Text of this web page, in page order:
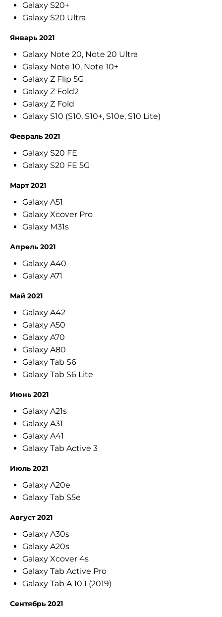
Galaxy S20+
Galaxy S20 Ultra
Январь 2021
Galaxy Note 20, Note 20 Ultra
Galaxy Note 10, Note 10+
Galaxy Z Flip 5G
Galaxy Z Fold2
Galaxy Z Fold
Galaxy S10 (S10, S10+, S10e, S10 Lite)
Февраль 2021
Galaxy S20 FE
Galaxy S20 FE 5G
Март 2021
Galaxy A51
Galaxy Xcover Pro
Galaxy M31s
Апрель 2021
Galaxy A40
Galaxy A71
Май 2021
Galaxy A42
Galaxy A50
Galaxy A70
Galaxy A80
Galaxy Tab S6
Galaxy Tab S6 Lite
Июнь 2021
Galaxy A21s
Galaxy A31
Galaxy A41
Galaxy Tab Active 3
Июль 2021
Galaxy A20e
Galaxy Tab S5e
Август 2021
Galaxy A30s
Galaxy A20s
Galaxy Xcover 4s
Galaxy Tab Active Pro
Galaxy Tab A 10.1 (2019)
Сентябрь 2021